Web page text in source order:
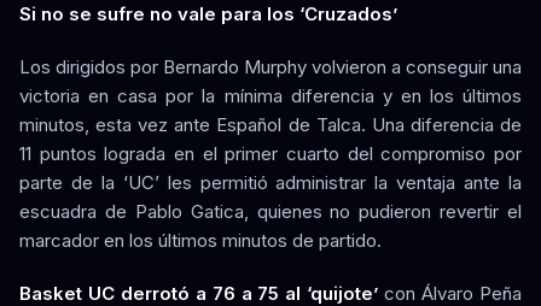
Si no se sufre no vale para los ‘Cruzados’
Los dirigidos por Bernardo Murphy volvieron a conseguir una
victoria en casa por la mínima diferencia y en los últimos
minutos, esta vez ante Español de Talca. Una diferencia de
11 puntos lograda en el primer cuarto del compromiso por
parte de la ‘UC’ les permitió administrar la ventaja ante la
escuadra de Pablo Gatica, quienes no pudieron revertir el
marcador en los últimos minutos de partido.
Basket UC derrotó a 76 a 75 al ‘quijote’ con Álvaro Peña